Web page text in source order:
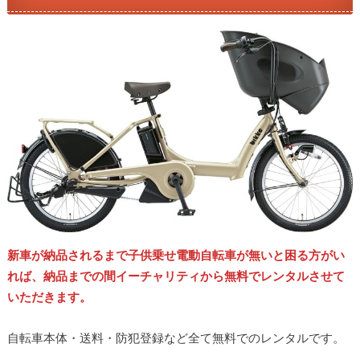
新車が納品されるまで子供乗せ電動自転車が無いと困る方がい
れば、納品までの間イーチャリティから無料でレンタルさせて
いただきます。
自転車本体・送料・防犯登録など全て無料でのレンタルです。